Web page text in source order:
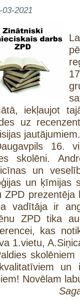
03-2021
iekļaujot
uz
jautājumiem.
16.
skolēni.
un
un ķīmijas
ZPD prezentēja
vadītāja ir
ZPD tika
kas
1.vietu,
un
Novēlam